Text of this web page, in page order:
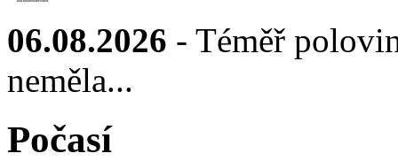
06.08.2026 - Téměř
neměla...
Počasí